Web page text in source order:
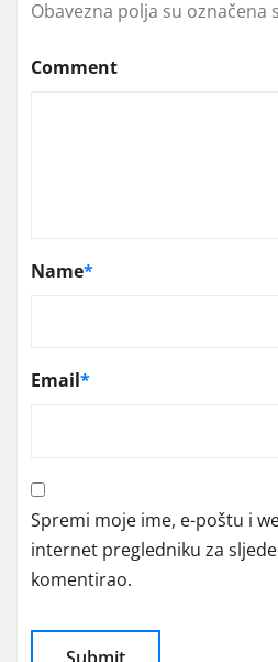
Obavezna polja su označena
Comment
Name*
Email*
Spremi moje ime, e-poštu i
internet pregledniku za
komentirao.